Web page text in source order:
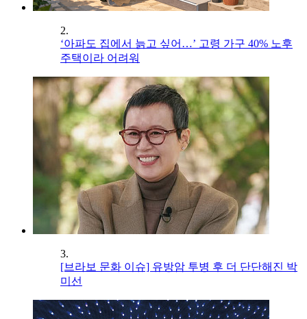
2.
‘아파도 집에서 늙고 싶어…’ 고령 가구 40% 노후
주택이라 어려워
3.
[브라보 문화 이슈] 유방암 투병 후 더 단단해진 박
미선